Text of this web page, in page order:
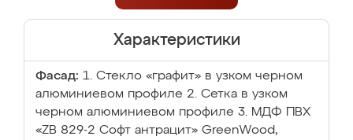
Характеристики
Фасад: 1. Стекло «графит» в узком черном
алюминиевом профиле 2. Сетка в узком
черном алюминиевом профиле 3. МДФ ПВХ
«ZB 829-2 Софт антрацит» GreenWood,